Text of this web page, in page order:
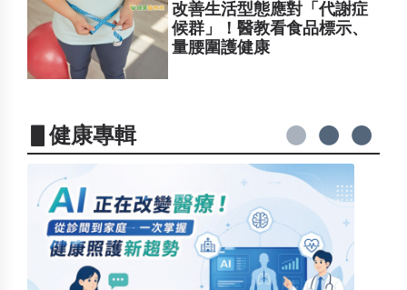
改善生活型態應對「代謝症
候群」！醫教看食品標示、
量腰圍護健康
▋健康專輯